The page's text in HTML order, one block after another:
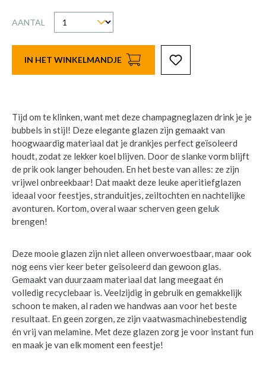
AANTAL
IN HET WINKELMANDJE
Tijd om te klinken, want met deze champagneglazen drink je je
bubbels in stijl! Deze elegante glazen zijn gemaakt van
hoogwaardig materiaal dat je drankjes perfect geïsoleerd
houdt, zodat ze lekker koel blijven. Door de slanke vorm blijft
de prik ook langer behouden. En het beste van alles: ze zijn
vrijwel onbreekbaar! Dat maakt deze leuke aperitiefglazen
ideaal voor feestjes, stranduitjes, zeiltochten en nachtelijke
avonturen. Kortom, overal waar scherven geen geluk
brengen!
Deze mooie glazen zijn niet alleen onverwoestbaar, maar ook
nog eens vier keer beter geïsoleerd dan gewoon glas.
Gemaakt van duurzaam materiaal dat lang meegaat én
volledig recyclebaar is. Veelzijdig in gebruik en gemakkelijk
schoon te maken, al raden we handwas aan voor het beste
resultaat. En geen zorgen, ze zijn vaatwasmachinebestendig
én vrij van melamine. Met deze glazen zorg je voor instant fun
en maak je van elk moment een feestje!